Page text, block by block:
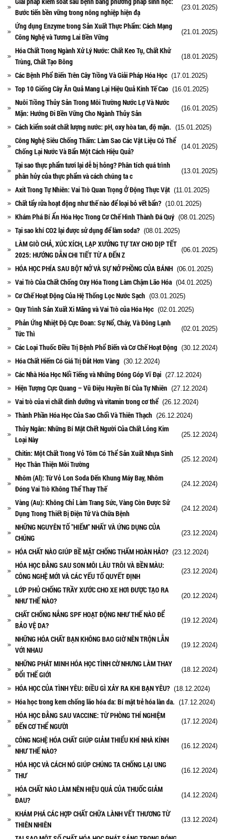
Bước tiến bền vững trong nông nghiệp hiện đạ
(23.01.2025)
Ứng dụng Enzyme trong Sản Xuất Thực Phẩm: Cách Mạng
Công Nghệ và Tương Lai Bền Vững
(21.01.2025)
Hóa Chất Trong Ngành Xử Lý Nước: Chất Keo Tụ, Chất Khử
Trùng, Chất Tạo Bông
(18.01.2025)
Các Bệnh Phổ Biến Trên Cây Trồng Và Giải Pháp Hóa Học (17.01.2025)
Top 10 Giống Cây Ăn Quả Mang Lại Hiệu Quả Kinh Tế Cao (16.01.2025)
Nuôi Trồng Thủy Sản Trong Môi Trường Nước Lợ Và Nước
Mặn: Hướng Đi Bền Vững Cho Ngành Thủy Sản
(16.01.2025)
Cách kiểm soát chất lượng nước: pH, oxy hòa tan, độ mặn. (15.01.2025)
Công Nghệ Siêu Chống Thấm: Làm Sao Các Vật Liệu Có Thể
Chống Lại Nước Và Bẩn Một Cách Hiệu Quả?
(14.01.2025)
Tại sao thực phẩm tươi lại dễ bị hỏng? Phân tích quá trình
phân hủy của thực phẩm và cách chúng ta c
(13.01.2025)
Axit Trong Tự Nhiên: Vai Trò Quan Trọng Ở Động Thực Vật (11.01.2025)
Chất tẩy rửa hoạt động như thế nào để loại bỏ vết bẩn? (10.01.2025)
Khám Phá Bí Ẩn Hóa Học Trong Cơ Chế Hình Thành Đá Quý (08.01.2025)
Tại sao khí CO2 lại được sử dụng để làm soda? (08.01.2025)
LÀM GIÒ CHẢ, XÚC XÍCH, LẠP XƯỞNG TỰ TAY CHO DỊP TẾT
2025: HƯỚNG DẪN CHI TIẾT TỪ A ĐẾN Z
(06.01.2025)
HÓA HỌC PHÍA SAU BỘT NỞ VÀ SỰ NỞ PHỒNG CỦA BÁNH (06.01.2025)
Vai Trò Của Chất Chống Oxy Hóa Trong Làm Chậm Lão Hóa (04.01.2025)
Cơ Chế Hoạt Động Của Hệ Thống Lọc Nước Sạch (03.01.2025)
Quy Trình Sản Xuất Xi Măng và Vai Trò của Hóa Học (02.01.2025)
Phản Ứng Nhiệt Độ Cực Đoan: Sự Nổ, Cháy, Và Đông Lạnh
Tức Thì
(02.01.2025)
Các Loại Thuốc Điều Trị Bệnh Phổ Biến và Cơ Chế Hoạt Động (30.12.2024)
Hóa Chất Hiếm Có Giá Trị Đắt Hơn Vàng (30.12.2024)
Các Nhà Hóa Học Nổi Tiếng và Những Đóng Góp Vĩ Đại (27.12.2024)
Hiện Tượng Cực Quang – Vũ Điệu Huyền Bí Của Tự Nhiên (27.12.2024)
Vai trò của vi chất dinh dưỡng và vitamin trong cơ thể (26.12.2024)
Thành Phần Hóa Học Của Sao Chổi Và Thiên Thạch (26.12.2024)
Thủy Ngân: Những Bí Mật Chết Người Của Chất Lỏng Kim
Loại Này
(25.12.2024)
Chitin: Một Chất Trong Vỏ Tôm Có Thể Sản Xuất Nhựa Sinh
Học Thân Thiện Môi Trường
(25.12.2024)
Nhôm (Al): Từ Vỏ Lon Soda Đến Khung Máy Bay, Nhôm
Đóng Vai Trò Không Thể Thay Thế
(24.12.2024)
Vàng (Au): Không Chỉ Làm Trang Sức, Vàng Còn Được Sử
Dụng Trong Thiết Bị Điện Tử Và Chữa Bệnh
(24.12.2024)
NHỮNG NGUYÊN TỐ "HIẾM" NHẤT VÀ ỨNG DỤNG CỦA
CHÚNG
(23.12.2024)
HÓA CHẤT NÀO GIÚP BỀ MẶT CHỐNG THẤM HOÀN HẢO? (23.12.2024)
HÓA HỌC ĐẰNG SAU SON MÔI LÂU TRÔI VÀ BỀN MÀU:
CÔNG NGHỆ MỚI VÀ CÁC YẾU TỐ QUYẾT ĐỊNH
(23.12.2024)
LỚP PHỦ CHỐNG TRẦY XƯỚC CHO XE HƠI ĐƯỢC TẠO RA
NHƯ THẾ NÀO?
(20.12.2024)
CHẤT CHỐNG NẮNG SPF HOẠT ĐỘNG NHƯ THẾ NÀO ĐỂ
BẢO VỆ DA?
(19.12.2024)
NHỮNG HÓA CHẤT BẠN KHÔNG BAO GIỜ NÊN TRỘN LẪN
VỚI NHAU
(19.12.2024)
NHỮNG PHÁT MINH HÓA HỌC TÌNH CỜ NHƯNG LÀM THAY
ĐỔI THẾ GIỚI
(18.12.2024)
HÓA HỌC CỦA TÌNH YÊU: ĐIỀU GÌ XẢY RA KHI BẠN YÊU? (18.12.2024)
Hóa học trong kem chống lão hóa da: Bí mật trẻ hóa làn da. (17.12.2024)
HÓA HỌC ĐẰNG SAU VACCINE: TỪ PHÒNG THÍ NGHIỆM
ĐẾN CƠ THỂ NGƯỜI
(17.12.2024)
CÔNG NGHỆ HÓA CHẤT GIÚP GIẢM THIỂU KHÍ NHÀ KÍNH
NHƯ THẾ NÀO?
(16.12.2024)
HÓA HỌC VÀ CÁCH NÓ GIÚP CHÚNG TA CHỐNG LẠI UNG
THƯ
(16.12.2024)
HÓA CHẤT NÀO LÀM NÊN HIỆU QUẢ CỦA THUỐC GIẢM
ĐAU?
(14.12.2024)
KHÁM PHÁ CÁC HỢP CHẤT CHỮA LÀNH VẾT THƯƠNG TỪ
THIÊN NHIÊN
(13.12.2024)